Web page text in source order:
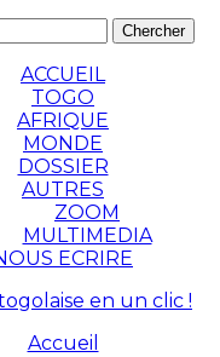
ACCUEIL
TOGO
AFRIQUE
MONDE
DOSSIER
AUTRES
ZOOM
MULTIMEDIA
ECRIRE
Accueil